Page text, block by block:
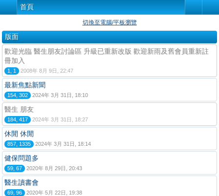
首頁
切換至電腦/平板瀏覽
版面
歡迎光臨 醫生朋友討論區 升級已重新改版 歡迎新雨及舊會員重新註
冊加入
1, 1 2008年 8月 9日, 22:47
最新焦點新聞
154, 302 2024年 3月 31日, 18:10
醫生 朋友
184, 417 2024年 3月 31日, 18:27
休閒 休閒
857, 1335 2024年 3月 31日, 18:14
健保問題多
59, 67 2020年 8月 29日, 20:43
醫生讀書會
69, 96 2020年 5月 22日, 19:38